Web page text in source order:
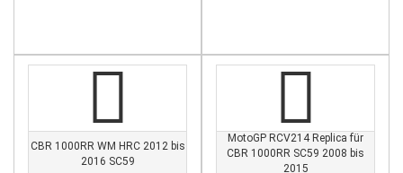
CBR 1000RR WM HRC 2012 bis
2016 SC59
MotoGP RCV214 Replica für
CBR 1000RR SC59 2008 bis
2015